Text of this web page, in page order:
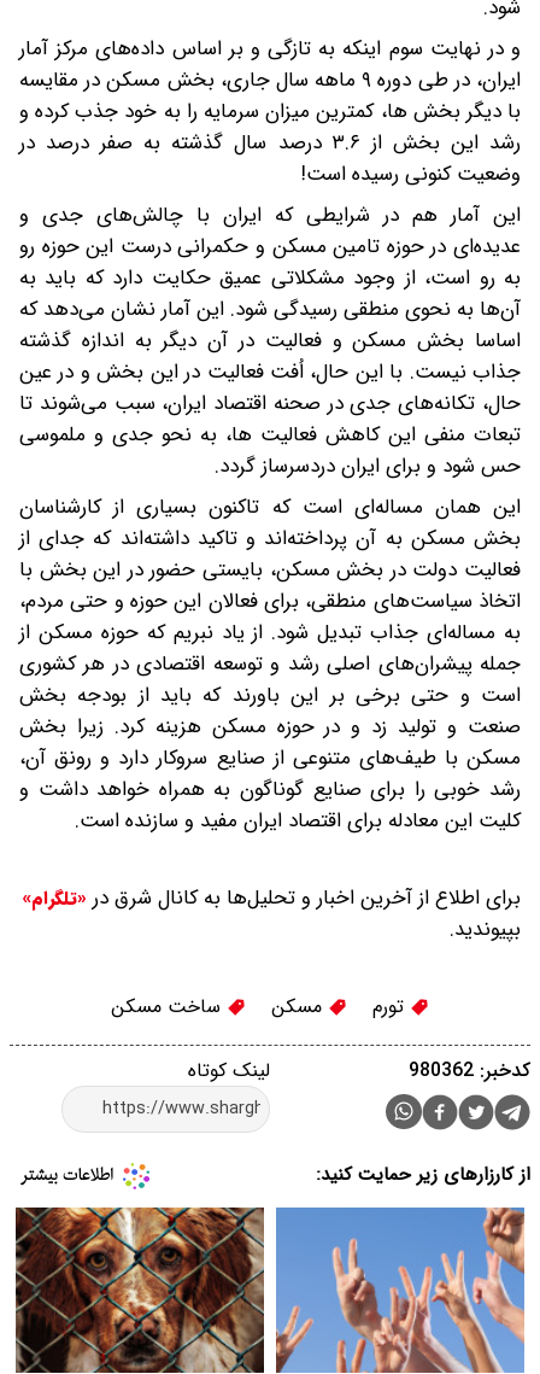
شود.
و در نهایت سوم اینکه به تازگی و بر اساس داده‌های مرکز آمار
ایران، در طی دوره ۹ ماهه سال جاری، بخش مسکن در مقایسه
با دیگر بخش ها، کمترین میزان سرمایه را به خود جذب کرده و
رشد این بخش از ۳.۶ درصد سال گذشته به صفر درصد در
وضعیت کنونی رسیده است!
این آمار هم در شرایطی که ایران با چالش‌های جدی و
عدیده‌ای در حوزه تامین مسکن و حکمرانی درست این حوزه رو
به رو است، از وجود مشکلاتی عمیق حکایت دارد که باید به
آن‌ها به نحوی منطقی رسیدگی شود. این آمار نشان می‌دهد که
اساسا بخش مسکن و فعالیت در آن دیگر به اندازه گذشته
جذاب نیست. با این حال، اُفت فعالیت در این بخش و در عین
حال، تکانه‌های جدی در صحنه اقتصاد ایران، سبب می‌شوند تا
تبعات منفی این کاهش فعالیت ها، به نحو جدی و ملموسی
حس شود و برای ایران دردسرساز گردد.
این همان مساله‌ای است که تاکنون بسیاری از کارشناسان
بخش مسکن به آن پرداخته‌اند و تاکید داشته‌اند که جدای از
فعالیت دولت در بخش مسکن، بایستی حضور در این بخش با
اتخاذ سیاست‌های منطقی، برای فعالان این حوزه و حتی مردم،
به مساله‌ای جذاب تبدیل شود. از یاد نبریم که حوزه مسکن از
جمله پیشران‌های اصلی رشد و توسعه اقتصادی در هر کشوری
است و حتی برخی بر این باورند که باید از بودجه بخش
صنعت و تولید زد و در حوزه مسکن هزینه کرد. زیرا بخش
مسکن با طیف‌های متنوعی از صنایع سروکار دارد و رونق آن،
رشد خوبی را برای صنایع گوناگون به همراه خواهد داشت و
کلیت این معادله برای اقتصاد ایران مفید و سازنده است.
برای اطلاع از آخرین اخبار و تحلیل‌ها به کانال شرق در «تلگرام»
بپیوندید.
تورم مسکن ساخت مسکن
لینک کوتاه کدخبر: 980362
از کارزارهای زیر حمایت کنید: